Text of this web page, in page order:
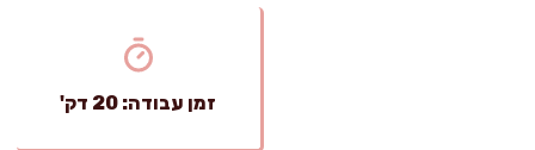
זמן עבודה: 20 דק'